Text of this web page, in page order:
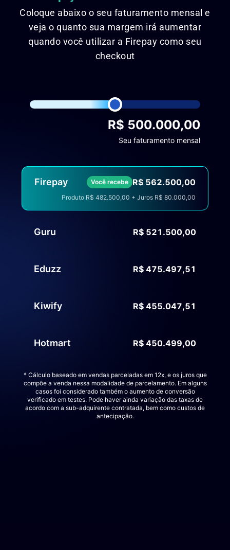
Coloque abaixo o seu faturamento mensal e
veja o quanto sua margem irá aumentar
quando você utilizar a Firepay como seu
checkout